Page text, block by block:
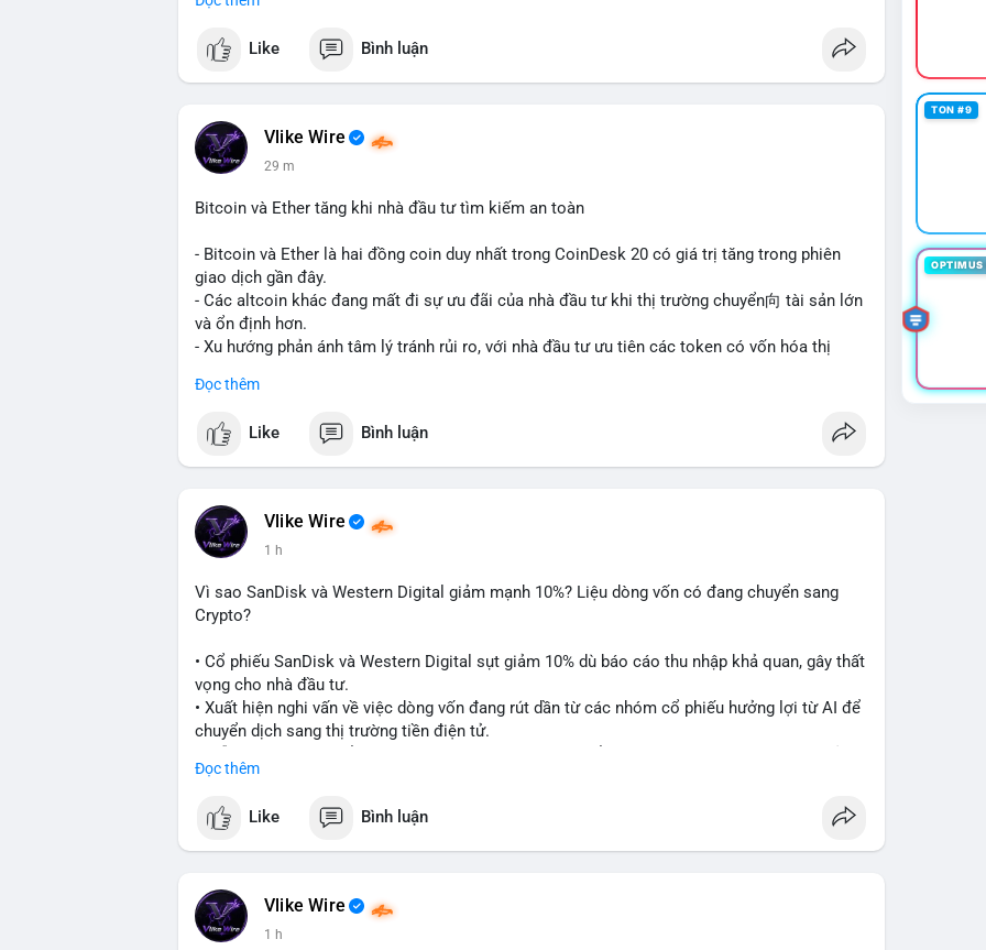
blockchain.
#binancesquare #cryptonews #usdt
#blockchain
$usdt
#vlikevn #titanbot
📰 Nguồn: CoinDesk
Like Bình luận
Vlike Wire
29 m
Bitcoin và Ether tăng khi nhà đầu tư tìm kiếm an toàn
- Bitcoin và Ether là hai đồng coin duy nhất trong CoinDesk 20 có giá trị tăng trong phiên
giao dịch gần đây.
- Các altcoin khác đang mất đi sự ưu đãi của nhà đầu tư khi thị trường chuyển向 tài sản lớn
và ổn định hơn.
- Xu hướng phản ánh tâm lý tránh rủi ro, với nhà đầu tư ưu tiên các token có vốn hóa thị
#vlikevn #titanbot
📰 Nguồn: CoinDesk
Đọc thêm
Like Bình luận
Vlike Wire
1 h
Vì sao SanDisk và Western Digital giảm mạnh 10%? Liệu dòng vốn có đang chuyển sang
Crypto?
• Cổ phiếu SanDisk và Western Digital sụt giảm 10% dù báo cáo thu nhập khả quan, gây thất
vọng cho nhà đầu tư.
• Xuất hiện nghi vấn về việc dòng vốn đang rút dần từ các nhóm cổ phiếu hưởng lợi từ AI để
chuyển dịch sang thị trường tiền điện tử.
công nghệ và crypto.
#binancesquare #cryptonews #marketanalysis
#vlikevn #titanbot
Đọc thêm
Like Bình luận
Vlike Wire
1 h
TON #9
OPTIMUS